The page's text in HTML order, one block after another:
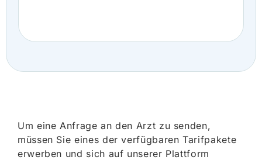
Um eine Anfrage an den Arzt zu senden,
müssen Sie eines der verfügbaren Tarifpakete
erwerben und sich auf unserer Plattform